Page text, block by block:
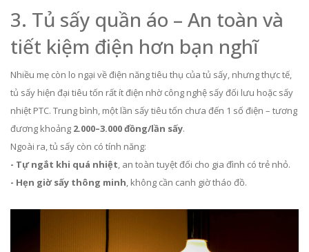
3. Tủ sấy quần áo – An toàn và
tiết kiệm điện hơn bạn nghĩ
Nhiều mẹ còn lo ngại về điện năng tiêu thụ của tủ sấy, nhưng thực tế,
tủ sấy hiện đại tiêu tốn rất ít điện nhờ công nghệ sấy đối lưu hoặc sấy
nhiệt PTC. Trung bình, một lần sấy tiêu tốn chưa đến 1 số điện – tương
đương khoảng 2.000–3.000 đồng/lần sấy.
Ngoài ra, tủ sấy còn có tính năng:
- Tự ngắt khi quá nhiệt , an toàn tuyệt đối cho gia đình có trẻ nhỏ.
- Hẹn giờ sấy thông minh , không cần canh giờ tháo đồ.